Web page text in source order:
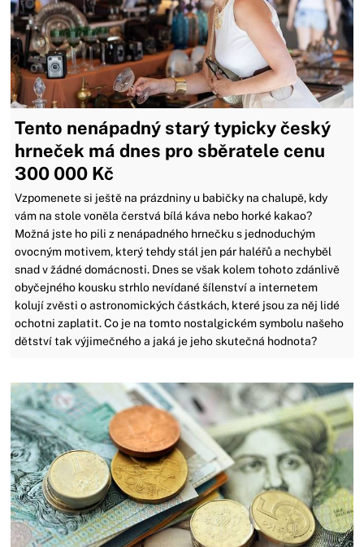
Tento nenápadný starý typicky český
hrneček má dnes pro sběratele cenu
300 000 Kč
Vzpomenete si ještě na prázdniny u babičky na chalupě, kdy
vám na stole voněla čerstvá bílá káva nebo horké kakao?
Možná jste ho pili z nenápadného hrnečku s jednoduchým
ovocným motivem, který tehdy stál jen pár haléřů a nechyběl
snad v žádné domácnosti. Dnes se však kolem tohoto zdánlivě
obyčejného kousku strhlo nevídané šílenství a internetem
kolují zvěsti o astronomických částkách, které jsou za něj lidé
ochotni zaplatit. Co je na tomto nostalgickém symbolu našeho
dětství tak výjimečného a jaká je jeho skutečná hodnota?